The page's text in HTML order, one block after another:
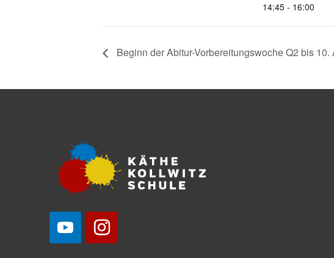
14:45 - 16:00
Beginn der Abitur-Vorbereitungswoche Q2 bis 10.